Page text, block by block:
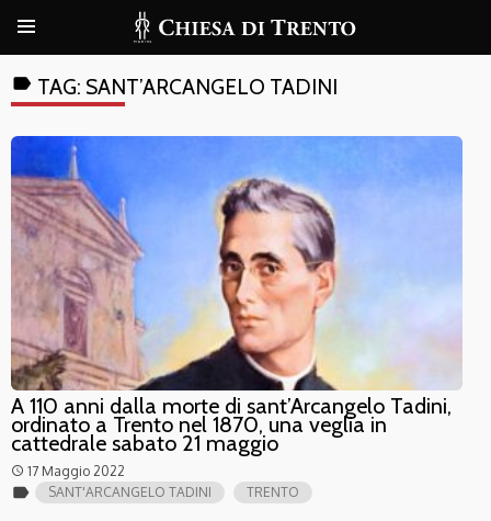
label TAG: SANT’ARCANGELO TADINI
A 110 anni dalla morte di sant’Arcangelo Tadini,
ordinato a Trento nel 1870, una veglia in
cattedrale sabato 21 maggio
access_time 17 Maggio 2022
label SANT'ARCANGELO TADINI TRENTO